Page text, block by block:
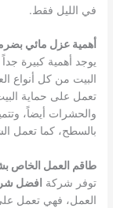
في الليل فقط.
أهمية عزل مائي
يوجد أهمية كبيرة
البيت من كل أنواع
تعمل على حماية
والحشرات أيضاً،
بالسطح، كما تعمل
طاقم العمل الخاص
توفر شركة افضل
العمل، فهي تعمل